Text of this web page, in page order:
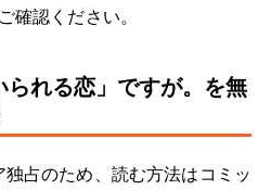
確認ください。
れる恋」ですが。を無
占のため、読む方法はコミッ